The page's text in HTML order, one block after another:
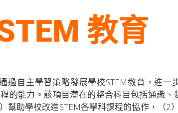
教育
過自主學習策略發展學校STEM教育，進一
的能力。該項目潜在的整合科目包括通識
幫助學校改進STEM各學科課程的協作，（2